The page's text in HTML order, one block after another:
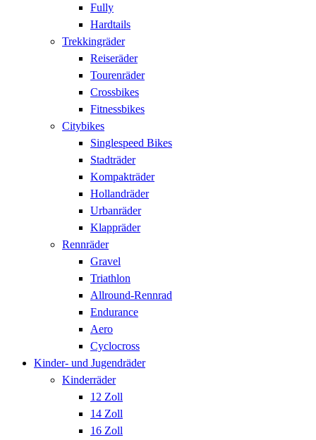
Fully
Hardtails
Trekkingräder
Reiseräder
Tourenräder
Crossbikes
Fitnessbikes
Citybikes
Singlespeed Bikes
Stadträder
Kompakträder
Hollandräder
Urbanräder
Klappräder
Rennräder
Gravel
Triathlon
Allround-Rennrad
Endurance
Aero
Cyclocross
Kinder- und Jugendräder
Kinderräder
12 Zoll
14 Zoll
16 Zoll